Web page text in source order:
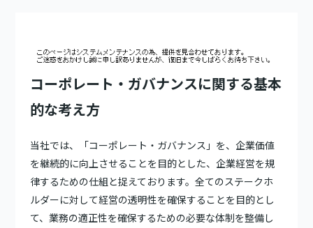
コーポレート・ガバナンスに関する基本
的な考え方
当社では、「コーポレート・ガバナンス」を、企業価値
を継続的に向上させることを目的とした、企業経営を規
律するための仕組と捉えております。全てのステークホ
ルダーに対して経営の透明性を確保することを目的とし
て、業務の適正性を確保するための必要な体制を整備し